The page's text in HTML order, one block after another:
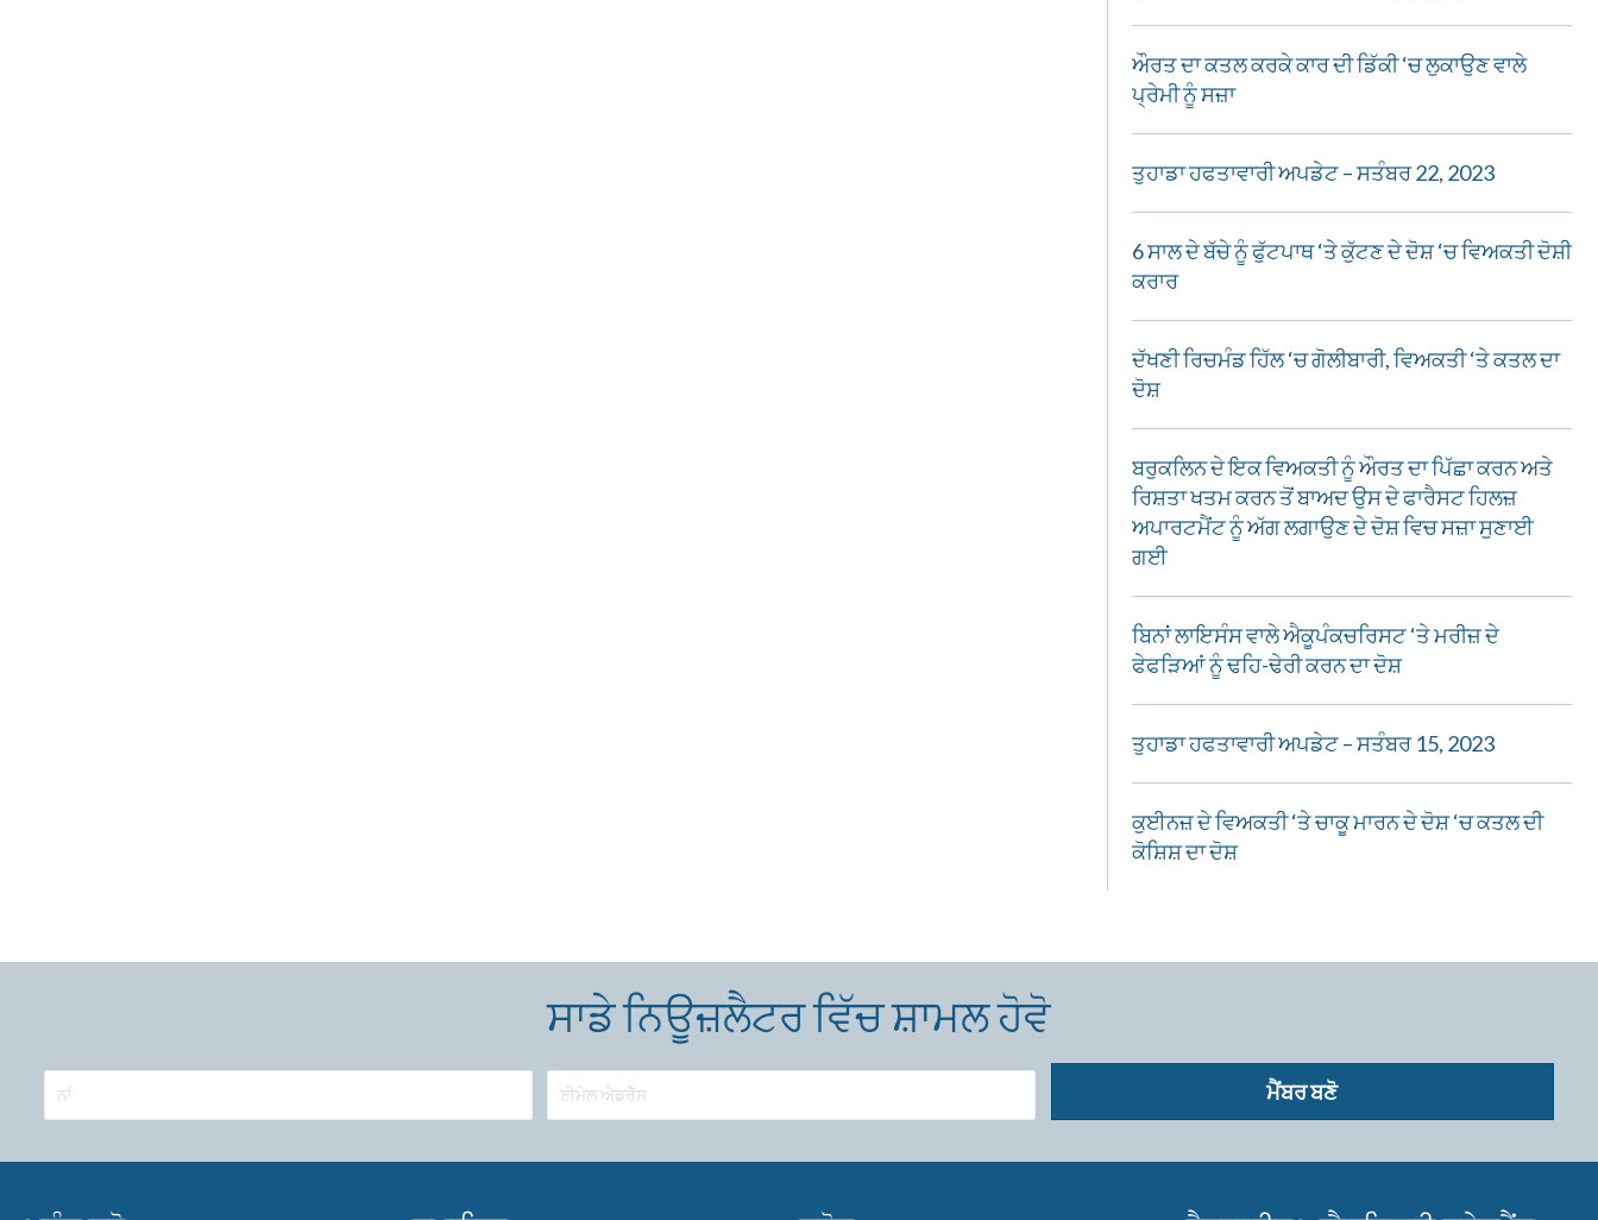
ਔਰਤ ਦਾ ਕਤਲ ਕਰਕੇ ਕਾਰ ਦੀ ਡਿੱਕੀ ‘ਚ ਲੁਕਾਉਣ ਵਾਲੇ
ਪ੍ਰੇਮੀ ਨੂੰ ਸਜ਼ਾ
ਤੁਹਾਡਾ ਹਫਤਾਵਾਰੀ ਅਪਡੇਟ – ਸਤੰਬਰ 22, 2023
6 ਸਾਲ ਦੇ ਬੱਚੇ ਨੂੰ ਫੁੱਟਪਾਥ ‘ਤੇ ਕੁੱਟਣ ਦੇ ਦੋਸ਼ ‘ਚ ਵਿਅਕਤੀ ਦੋਸ਼ੀ
ਕਰਾਰ
ਦੱਖਣੀ ਰਿਚਮੰਡ ਹਿੱਲ ‘ਚ ਗੋਲੀਬਾਰੀ, ਵਿਅਕਤੀ ‘ਤੇ ਕਤਲ ਦਾ
ਦੋਸ਼
ਬਰੁਕਲਿਨ ਦੇ ਇਕ ਵਿਅਕਤੀ ਨੂੰ ਔਰਤ ਦਾ ਪਿੱਛਾ ਕਰਨ ਅਤੇ
ਰਿਸ਼ਤਾ ਖਤਮ ਕਰਨ ਤੋਂ ਬਾਅਦ ਉਸ ਦੇ ਫਾਰੈਸਟ ਹਿਲਜ਼
ਅਪਾਰਟਮੈਂਟ ਨੂੰ ਅੱਗ ਲਗਾਉਣ ਦੇ ਦੋਸ਼ ਵਿਚ ਸਜ਼ਾ ਸੁਣਾਈ
ਗਈ
ਬਿਨਾਂ ਲਾਇਸੰਸ ਵਾਲੇ ਐਕੂਪੰਕਚਰਿਸਟ ‘ਤੇ ਮਰੀਜ਼ ਦੇ
ਫੇਫੜਿਆਂ ਨੂੰ ਢਹਿ-ਢੇਰੀ ਕਰਨ ਦਾ ਦੋਸ਼
ਤੁਹਾਡਾ ਹਫਤਾਵਾਰੀ ਅਪਡੇਟ – ਸਤੰਬਰ 15, 2023
ਕੁਈਨਜ਼ ਦੇ ਵਿਅਕਤੀ ‘ਤੇ ਚਾਕੂ ਮਾਰਨ ਦੇ ਦੋਸ਼ ‘ਚ ਕਤਲ ਦੀ
ਕੋਸ਼ਿਸ਼ ਦਾ ਦੋਸ਼
ਸਾਡੇ ਨਿਊਜ਼ਲੈਟਰ ਵਿੱਚ ਸ਼ਾਮਲ ਹੋਵੋ
ਮੈਂਬਰ ਬਣੋ